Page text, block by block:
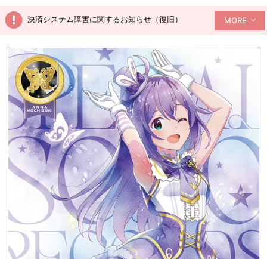
決済システム障害に関するお知らせ（復旧） MORE